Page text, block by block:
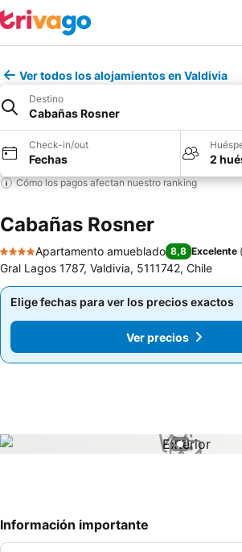
Ver todos los alojamientos en Valdivia
Destino
Cabañas Rosner
Check-in/out
Fechas 2
Cómo los pagos afectan nuestro ranking
Cabañas Rosner
4 Estrellas
Apartamento amueblado 8,8 Excelente (
Gral Lagos 1787, Valdivia, 5111742, Chile
Elige fechas para ver los precios exactos
Ver precios
Elige fechas para ver los precios exactos
Ver precios
1 / 1
Información importante